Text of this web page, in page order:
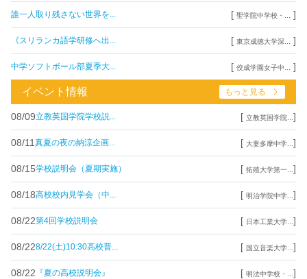
誰一人取り残さない世界を... [ 聖学院中学校・... ]
《スリランカ語学研修へ出... [ 東京成徳大学深... ]
中学ソフトボール部夏季大... [ 佼成学園女子中... ]
イベント情報 もっと見る
08/09立教英国学院学校説... [ 立教英国学院... ]
08/11 真夏の夜の納涼企画... [ 大妻多摩中学... ]
08/15学校説明会（夏期実施） [ 拓殖大学第一... ]
08/18高校校内見学会（中... [ 明治学院中学... ]
08/22第4回学校説明会 [ 日本工業大学... ]
08/228/22(土)10:30高校普... [ 国立音楽大学... ]
08/22 『夏の高校説明会』 [ 明法中学校・... ]